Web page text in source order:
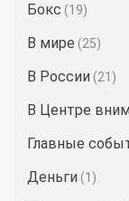
Бокс (19)
В мире (25)
В России (21)
В Центре
Главные
Деньги (1)